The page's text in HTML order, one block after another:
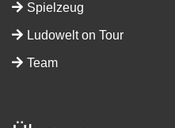
Spielzeug
Ludowelt on Tour
Team